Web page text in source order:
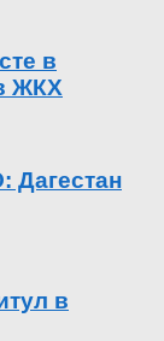
в
ЖКХ
в